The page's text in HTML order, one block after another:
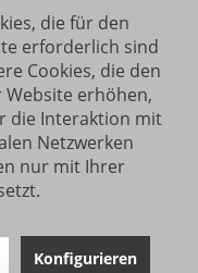
die für den
erforderlich sind
Cookies, die den
erhöhen,
die Interaktion mit
Netzwerken
nur mit Ihrer
Konfigurieren